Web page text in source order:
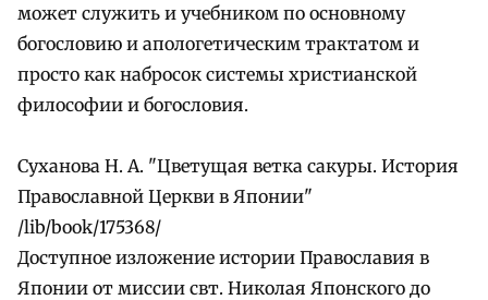
может служить и учебником по основному
богословию и апологетическим трактатом и
просто как набросок системы христианской
философии и богословия.
Суханова Н. А. "Цветущая ветка сакуры. История
Православной Церкви в Японии"
/lib/book/175368/
Доступное изложение истории Православия в
Японии от миссии свт. Николая Японского до